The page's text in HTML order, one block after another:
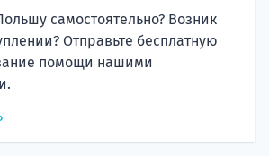
самостоятельно? Возник
Отправьте бесплатную
помощи нашими